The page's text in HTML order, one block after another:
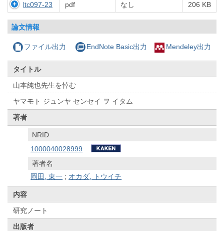
ltc097-23 pdf なし 206 KB
論文情報
ファイル出力 EndNote Basic出力 Mendeley出力
タイトル
山本純也先生を悼む
ヤマモト ジュンヤ センセイ ヲ イタム
著者
NRID
1000040028999
著者名
岡田, 東一 ; オカダ, トウイチ
内容
研究ノート
出版者